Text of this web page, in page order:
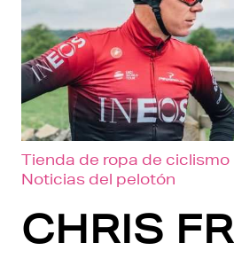
Tienda de ropa de ciclismo
Noticias del pelotón
CHRIS